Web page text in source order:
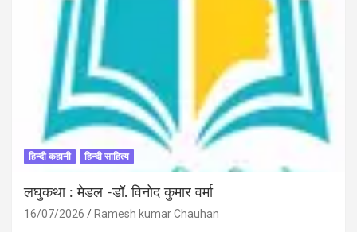
हिन्दी कहानी हिन्दी साहित्य
लघुकथा : मेडल -डॉ. विनोद कुमार वर्मा
16/07/2026 Ramesh kumar Chauhan